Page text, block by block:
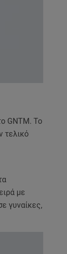
GNTM. Το
τελικό
με
γυναίκες,